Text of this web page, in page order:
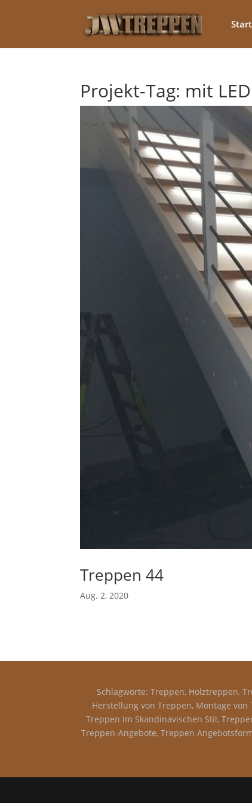
Projekt-Tag: mit LED
Treppen 44
Aug. 2, 2020
Schlagworte: Treppen, Holztreppen,
Herstellung von Treppen, Montage von
Treppen im Skandinavischen Stil,
Treppen-Angebote, Treppen